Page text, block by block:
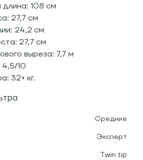
длина: 108 см
27,7 см
24,2 см
27,7 см
выреза: 7,7 м
10
32+ кг.
Средние
Эксперт
Twin tip